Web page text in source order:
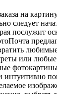
на
следует
послужит
или
интуитивно